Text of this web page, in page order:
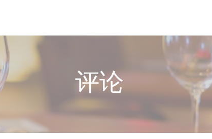
评论